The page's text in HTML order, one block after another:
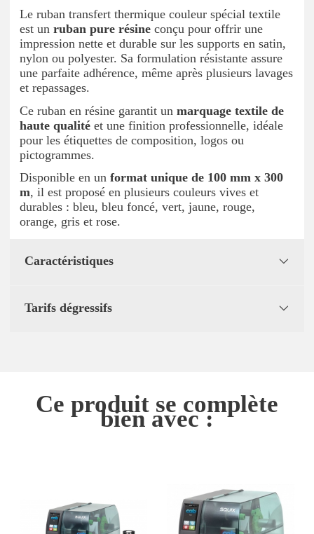
Le ruban transfert thermique couleur spécial textile
est un ruban pure résine conçu pour offrir une
impression nette et durable sur les supports en satin,
nylon ou polyester. Sa formulation résistante assure
une parfaite adhérence, même après plusieurs lavages
et repassages.
Ce ruban en résine garantit un marquage textile de
haute qualité et une finition professionnelle, idéale
pour les étiquettes de composition, logos ou
pictogrammes.
Disponible en un format unique de 100 mm x 300
m, il est proposé en plusieurs couleurs vives et
durables : bleu, bleu foncé, vert, jaune, rouge,
orange, gris et rose.
Caractéristiques
Tarifs dégressifs
Ce produit se complète
bien avec :